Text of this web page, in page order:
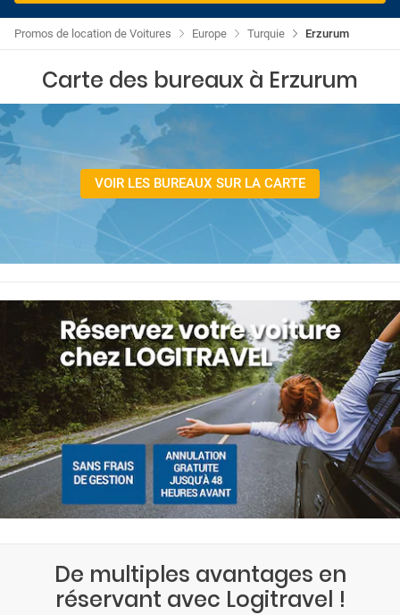
Erzurum
Turquie
Europe
Promos de location de Voitures
Carte des bureaux à Erzurum
VOIR LES BUREAUX SUR LA CARTE
De multiples avantages en
réservant avec Logitravel !